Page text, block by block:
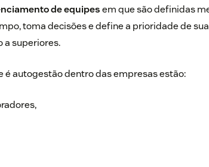
de equipesem que são definidas
toma decisões e define a prioridade de
a superiores.
é autogestão dentro das empresas estão: